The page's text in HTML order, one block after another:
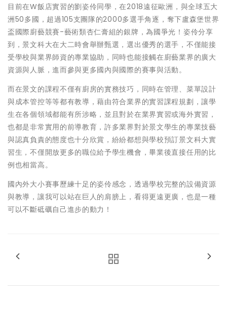
目前在W飯店實習的劉姿伶同學，在2018遠征歐洲，與全球五大
洲50多國，超過105支團隊的2000多選手角逐，奪下盧森堡世界
盃國際廚藝競賽-藝術類杏仁膏組的銀牌，為國爭光！姿伶分享
到，景文科大在大二時會舉辦甄選，選出優秀的選手，不僅能接
受學校與業界師資的專業協助，同時也能接觸在廚藝業界的廣大
資源與人脈，進而參與更多國內與國際的賽事與活動。
而在景文的課程不僅有廚房的實務技巧，同時在管理、菜單設計
與成本管控等等都有教導，藉由符合業界的實習課程規劃，讓學
生在各個領域都能有所涉略，並且對於在業界實習或海外實習，
也都是非常實用的前導教育，許多業界對於景文學生的專業技藝
與認真負責的態度也十分欣賞，紛紛都想與學校預訂景文科大實
習生，不僅開放更多的職位給予學生機會，畢業後直接任用的比
例也相當高。
國內外大小賽事歷練十足的姿伶感念，透過學校完整的設備資源
與教導，讓我可以站在巨人的肩膀上，看得更遠更廣，也是一種
可以不斷砥礪自己進步的動力！